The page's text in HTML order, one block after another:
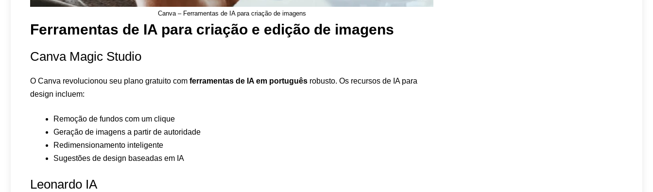
Canva – Ferramentas de IA para criação de imagens
Ferramentas de IA para criação e edição de imagens
Canva Magic Studio
O Canva revolucionou seu plano gratuito com ferramentas de IA em português robusto. Os recursos de IA para
design incluem:
Remoção de fundos com um clique
Geração de imagens a partir de autoridade
Redimensionamento inteligente
Sugestões de design baseadas em IA
Leonardo IA